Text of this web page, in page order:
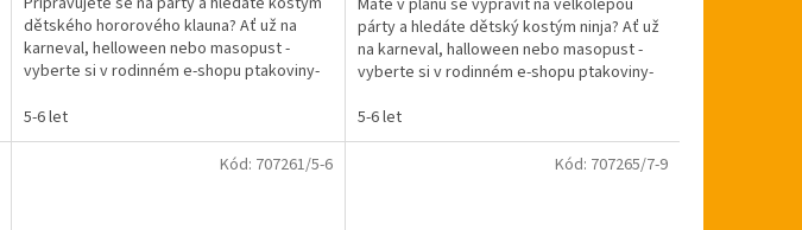
dětského hororového klauna? Ať už na
karneval, helloween nebo masopust -
vyberte si v rodinném e-shopu ptakoviny-
5-6 let
z
5
hvězdiček.
párty a hledáte dětský kostým ninja? Ať už
na karneval, halloween nebo masopust -
vyberte si v rodinném e-shopu ptakoviny-
5-6 let
Kód: 707261/5-6 Kód: 707265/7-9